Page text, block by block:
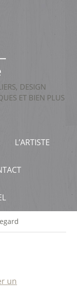
DESIGN
ET BIEN PLUS
L’ARTISTE
un